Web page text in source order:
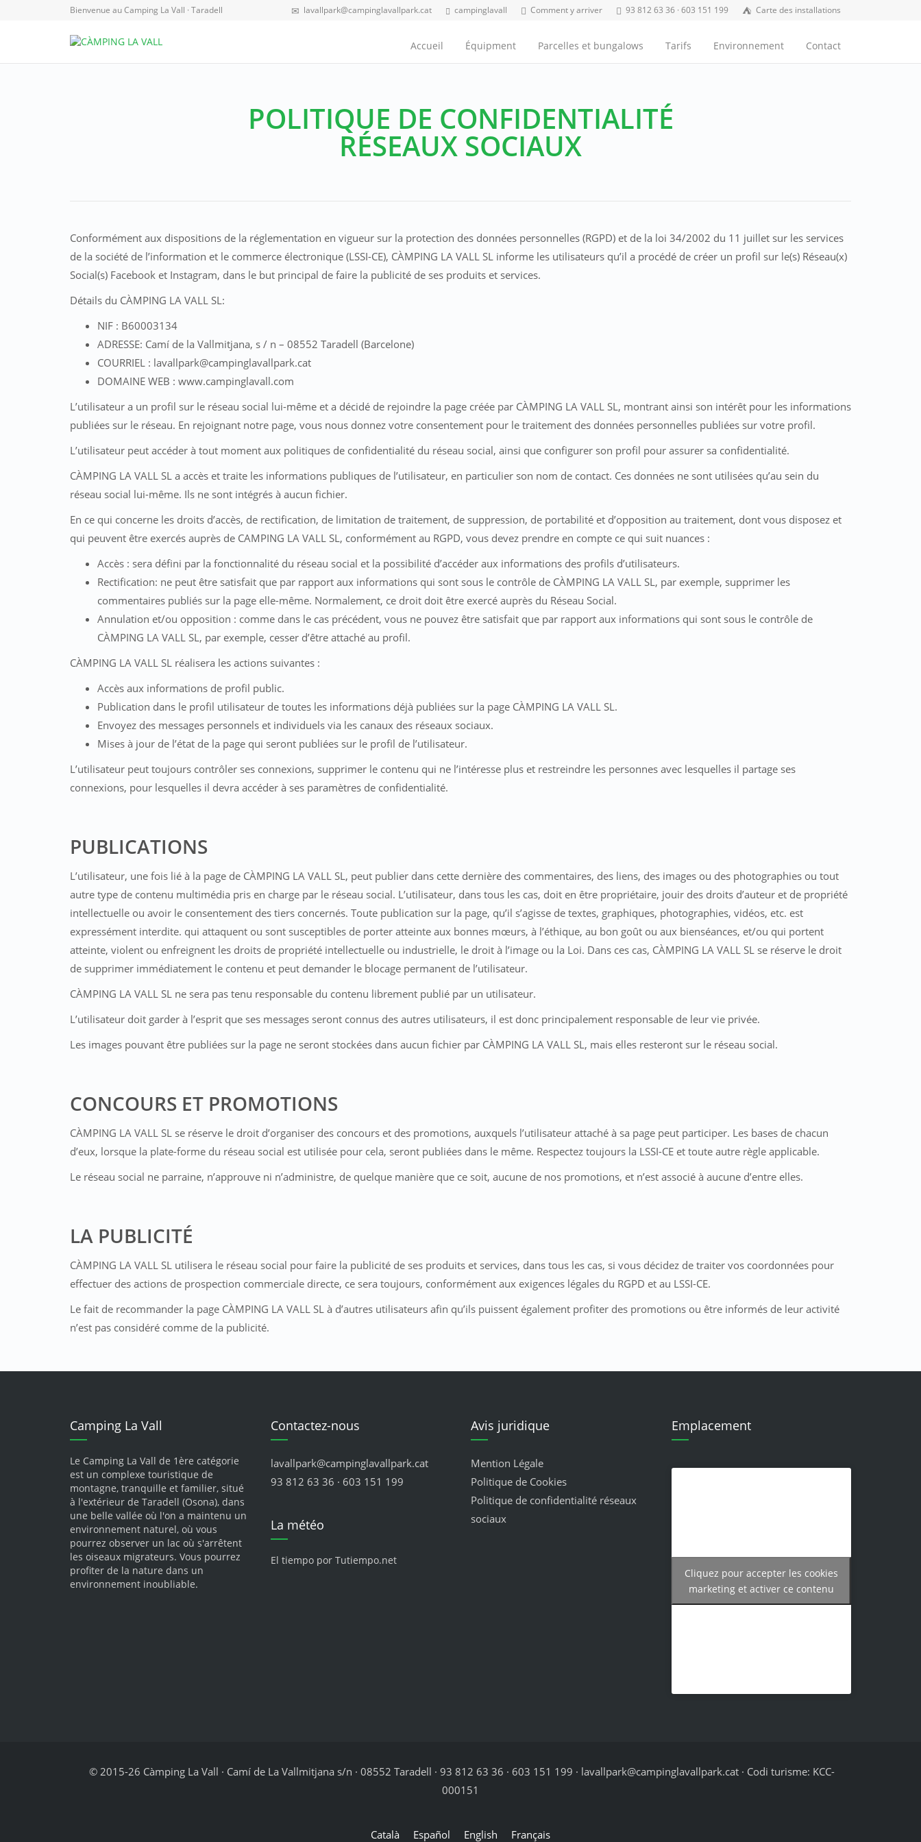
Bienvenue au Camping La Vall · Taradell lavallpark@campinglavallpark.cat campinglavall Comment y arriver 93 812 63 36 · 603 151 199 Carte des installations
Accueil Équipment Parcelles et bungalows Tarifs Environnement Contact
POLITIQUE DE CONFIDENTIALITÉ
RÉSEAUX SOCIAUX
Conformément aux dispositions de la réglementation en vigueur sur la protection des données personnelles (RGPD) et de la loi 34/2002 du 11 juillet sur les services
de la société de l’information et le commerce électronique (LSSI-CE), CÀMPING LA VALL SL informe les utilisateurs qu’il a procédé de créer un profil sur le(s) Réseau(x)
Social(s) Facebook et Instagram, dans le but principal de faire la publicité de ses produits et services.
Détails du CÀMPING LA VALL SL:
NIF : B60003134
ADRESSE: Camí de la Vallmitjana, s / n – 08552 Taradell (Barcelone)
COURRIEL : lavallpark@campinglavallpark.cat
DOMAINE WEB : www.campinglavall.com
L’utilisateur a un profil sur le réseau social lui-même et a décidé de rejoindre la page créée par CÀMPING LA VALL SL, montrant ainsi son intérêt pour les informations
publiées sur le réseau. En rejoignant notre page, vous nous donnez votre consentement pour le traitement des données personnelles publiées sur votre profil.
L’utilisateur peut accéder à tout moment aux politiques de confidentialité du réseau social, ainsi que configurer son profil pour assurer sa confidentialité.
CÀMPING LA VALL SL a accès et traite les informations publiques de l’utilisateur, en particulier son nom de contact. Ces données ne sont utilisées qu’au sein du
réseau social lui-même. Ils ne sont intégrés à aucun fichier.
En ce qui concerne les droits d’accès, de rectification, de limitation de traitement, de suppression, de portabilité et d’opposition au traitement, dont vous disposez et
qui peuvent être exercés auprès de CAMPING LA VALL SL, conformément au RGPD, vous devez prendre en compte ce qui suit nuances :
Accès : sera défini par la fonctionnalité du réseau social et la possibilité d’accéder aux informations des profils d’utilisateurs.
Rectification: ne peut être satisfait que par rapport aux informations qui sont sous le contrôle de CÀMPING LA VALL SL, par exemple, supprimer les
commentaires publiés sur la page elle-même. Normalement, ce droit doit être exercé auprès du Réseau Social.
Annulation et/ou opposition : comme dans le cas précédent, vous ne pouvez être satisfait que par rapport aux informations qui sont sous le contrôle de
CÀMPING LA VALL SL, par exemple, cesser d’être attaché au profil.
CÀMPING LA VALL SL réalisera les actions suivantes :
Accès aux informations de profil public.
Publication dans le profil utilisateur de toutes les informations déjà publiées sur la page CÀMPING LA VALL SL.
Envoyez des messages personnels et individuels via les canaux des réseaux sociaux.
Mises à jour de l’état de la page qui seront publiées sur le profil de l’utilisateur.
L’utilisateur peut toujours contrôler ses connexions, supprimer le contenu qui ne l’intéresse plus et restreindre les personnes avec lesquelles il partage ses
connexions, pour lesquelles il devra accéder à ses paramètres de confidentialité.
PUBLICATIONS
L’utilisateur, une fois lié à la page de CÀMPING LA VALL SL, peut publier dans cette dernière des commentaires, des liens, des images ou des photographies ou tout
autre type de contenu multimédia pris en charge par le réseau social. L’utilisateur, dans tous les cas, doit en être propriétaire, jouir des droits d’auteur et de propriété
intellectuelle ou avoir le consentement des tiers concernés. Toute publication sur la page, qu’il s’agisse de textes, graphiques, photographies, vidéos, etc. est
expressément interdite. qui attaquent ou sont susceptibles de porter atteinte aux bonnes mœurs, à l’éthique, au bon goût ou aux bienséances, et/ou qui portent
atteinte, violent ou enfreignent les droits de propriété intellectuelle ou industrielle, le droit à l’image ou la Loi. Dans ces cas, CÀMPING LA VALL SL se réserve le droit
de supprimer immédiatement le contenu et peut demander le blocage permanent de l’utilisateur.
CÀMPING LA VALL SL ne sera pas tenu responsable du contenu librement publié par un utilisateur.
L’utilisateur doit garder à l’esprit que ses messages seront connus des autres utilisateurs, il est donc principalement responsable de leur vie privée.
Les images pouvant être publiées sur la page ne seront stockées dans aucun fichier par CÀMPING LA VALL SL, mais elles resteront sur le réseau social.
CONCOURS ET PROMOTIONS
CÀMPING LA VALL SL se réserve le droit d’organiser des concours et des promotions, auxquels l’utilisateur attaché à sa page peut participer. Les bases de chacun
d’eux, lorsque la plate-forme du réseau social est utilisée pour cela, seront publiées dans le même. Respectez toujours la LSSI-CE et toute autre règle applicable.
Le réseau social ne parraine, n’approuve ni n’administre, de quelque manière que ce soit, aucune de nos promotions, et n’est associé à aucune d’entre elles.
LA PUBLICITÉ
CÀMPING LA VALL SL utilisera le réseau social pour faire la publicité de ses produits et services, dans tous les cas, si vous décidez de traiter vos coordonnées pour
effectuer des actions de prospection commerciale directe, ce sera toujours, conformément aux exigences légales du RGPD et au LSSI-CE.
Le fait de recommander la page CÀMPING LA VALL SL à d’autres utilisateurs afin qu’ils puissent également profiter des promotions ou être informés de leur activité
n’est pas considéré comme de la publicité.
Camping La Vall
Le Camping La Vall de 1ère catégorie
est un complexe touristique de
montagne, tranquille et familier, situé
à l'extérieur de Taradell (Osona), dans
une belle vallée où l'on a maintenu un
environnement naturel, où vous
pourrez observer un lac où s'arrêtent
les oiseaux migrateurs. Vous pourrez
profiter de la nature dans un
environnement inoubliable.
Contactez-nous
lavallpark@campinglavallpark.cat
93 812 63 36 · 603 151 199
La météo
El tiempo por Tutiempo.net
Avis juridique
Mention Légale
Politique de Cookies
Politique de confidentialité réseaux
sociaux
Emplacement
Cliquez pour accepter les cookies
marketing et activer ce contenu
© 2015-26 Càmping La Vall · Camí de La Vallmitjana s/n · 08552 Taradell · 93 812 63 36 · 603 151 199 · lavallpark@campinglavallpark.cat · Codi turisme: KCC-
000151
Català Español English Français